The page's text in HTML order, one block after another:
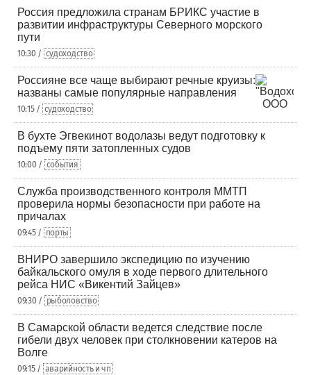
Россия предложила странам БРИКС участие в
развитии инфраструктуры Северного морского
пути
10:30 / судоходство
Россияне все чаще выбирают речные круизы:
названы самые популярные направления
10:15 / судоходство
В бухте Эгвекинот водолазы ведут подготовку к
подъему пяти затопленных судов
10:00 / события
Служба производственного контроля ММТП
проверила нормы безопасности при работе на
причалах
09:45 / порты
ВНИРО завершило экспедицию по изучению
байкальского омуля в ходе первого длительного
рейса НИС «Викентий Зайцев»
09:30 / рыболовство
В Самарской области ведется следствие после
гибели двух человек при столкновении катеров на
Волге
09:15 / аварийность и чп